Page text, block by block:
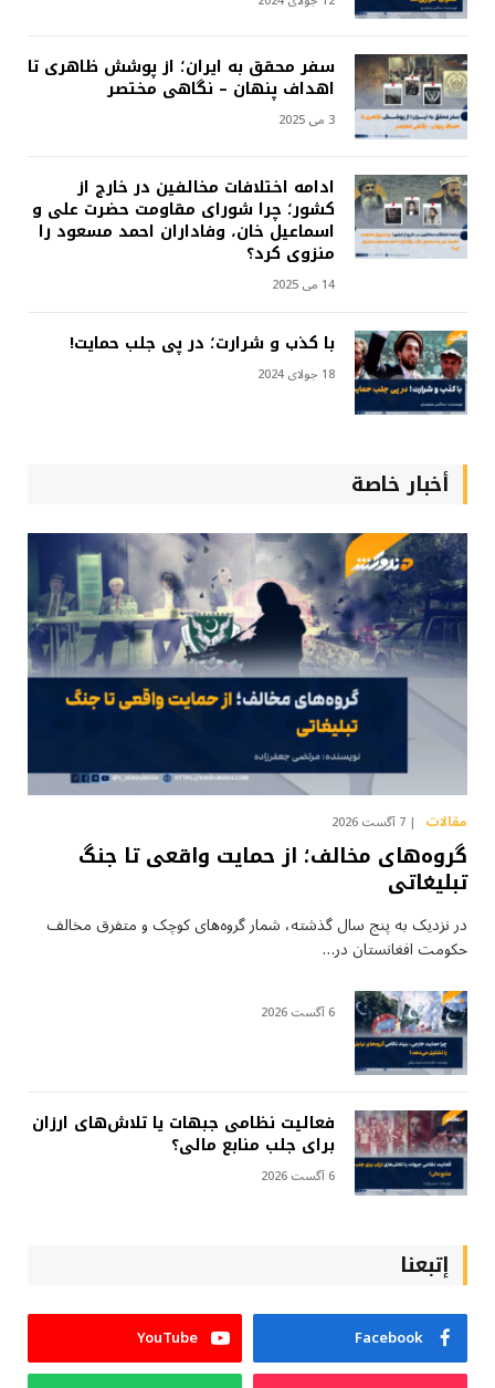
سفر محقق به ایران؛ از پوشش ظاهری تا
اهداف پنهان – نگاهی مختصر
3 می 2025
ادامه اختلافات مخالفین در خارج از
کشور؛ چرا شورای مقاومت حضرت علی و
اسماعیل خان، وفاداران احمد مسعود را
منزوی کرد؟
14 می 2025
با کذب و شرارت؛ در پی جلب حمایت!
18 جولای 2024
أخبار خاصة
مقالات 7 آگست 2026
گروه‌های مخالف؛ از حمایت واقعی تا جنگ
تبلیغاتی
در نزدیک به پنج سال گذشته، شمار گروه‌های کوچک و متفرق مخالف
حکومت افغانستان در…
6 آگست 2026
فعالیت نظامی جبهات یا تلاش‌های ارزان
برای جلب منابع مالی؟
6 آگست 2026
إتبعنا
Facebook
YouTube